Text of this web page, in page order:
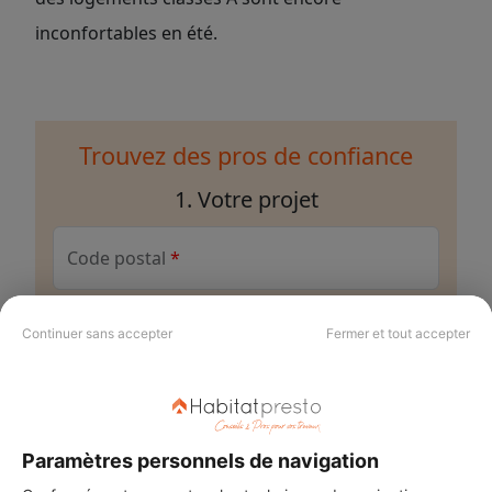
Continuer sans accepter Fermer et tout accepter
Paramètres personnels de navigation
inconfortables en été.
Trouvez des pros de confiance
1. Votre projet
Code postal